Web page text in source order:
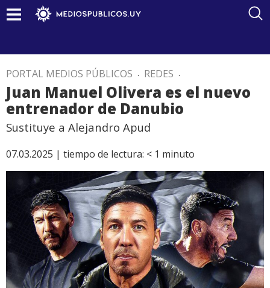
PORTAL MEDIOS PÚBLICOS . REDES .
Juan Manuel Olivera es el nuevo
entrenador de Danubio
Sustituye a Alejandro Apud
07.03.2025 | tiempo de lectura: < 1 minuto